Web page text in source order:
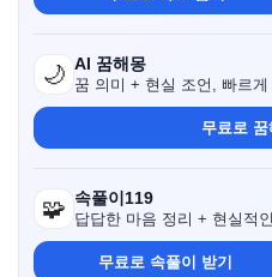
🌙 AI 꿈해몽
꿈 의미 + 현실 조언, 빠르게
무료로 꿈
🧩 속풀이119
답답한 마음 정리 + 현실적
무료로 속풀이 받기